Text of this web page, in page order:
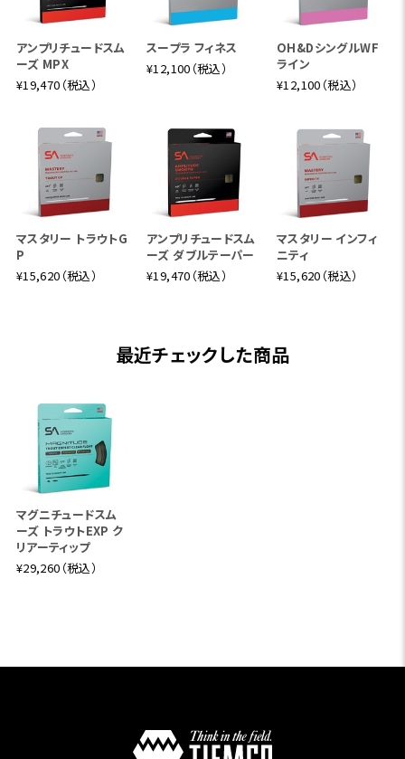
アンプリチュードスム
ーズ MPX
¥19,470（税込）
スープラ フィネス
¥12,100（税込）
OH&DシングルWF
ライン
¥12,100（税込）
マスタリー トラウトG
P
¥15,620（税込）
アンプリチュードスム
ーズ ダブルテーパー
¥19,470（税込）
マスタリー インフィ
ニティ
¥15,620（税込）
最近チェックした商品
マグニチュードスム
ーズ トラウトEXP ク
リアーティップ
¥29,260（税込）